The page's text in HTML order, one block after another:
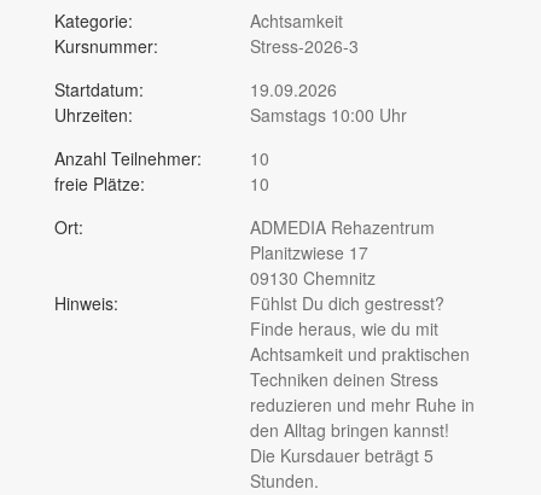
Kategorie:
Achtsamkeit
Kursnummer:
Stress-2026-3
Startdatum:
19.09.2026
Uhrzeiten:
Samstags 10:00 Uhr
Anzahl Teilnehmer:
10
freie Plätze:
10
Ort:
ADMEDIA Rehazentrum
Planitzwiese 17
09130 Chemnitz
Hinweis:
Fühlst Du dich gestresst?
Finde heraus, wie du mit
Achtsamkeit und praktischen
Techniken deinen Stress
reduzieren und mehr Ruhe in
den Alltag bringen kannst!
Die Kursdauer beträgt 5
Stunden.